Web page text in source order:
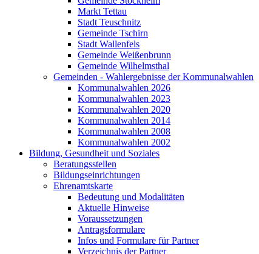
Markt Tettau
Stadt Teuschnitz
Gemeinde Tschirn
Stadt Wallenfels
Gemeinde Weißenbrunn
Gemeinde Wilhelmsthal
Gemeinden - Wahlergebnisse der Kommunalwahlen
Kommunalwahlen 2026
Kommunalwahlen 2023
Kommunalwahlen 2020
Kommunalwahlen 2014
Kommunalwahlen 2008
Kommunalwahlen 2002
Bildung, Gesundheit und Soziales
Beratungsstellen
Bildungseinrichtungen
Ehrenamtskarte
Bedeutung und Modalitäten
Aktuelle Hinweise
Voraussetzungen
Antragsformulare
Infos und Formulare für Partner
Verzeichnis der Partner